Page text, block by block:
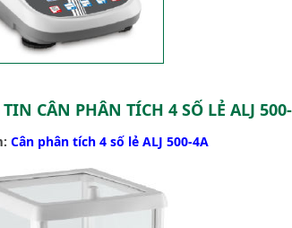
CÂN PHÂN TÍCH 4 SỐ LẺ ALJ
Cân phân tích 4 số lẻ ALJ 500-4A